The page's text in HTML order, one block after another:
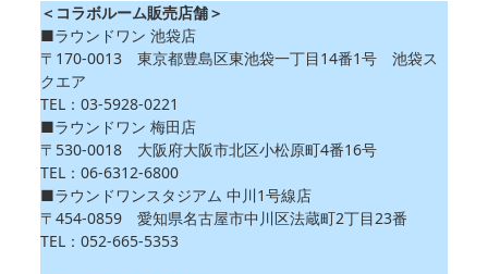
＜コラボルーム販売店舗＞
■ラウンドワン 池袋店
〒170-0013 東京都豊島区東池袋一丁目14番1号 池袋ス
クエア
TEL：03-5928-0221
■ラウンドワン 梅田店
〒530-0018 大阪府大阪市北区小松原町4番16号
TEL：06-6312-6800
■ラウンドワンスタジアム 中川1号線店
〒454-0859 愛知県名古屋市中川区法蔵町2丁目23番
TEL：052-665-5353